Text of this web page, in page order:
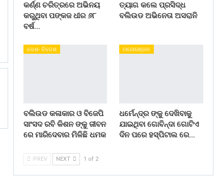
କର୍ଣ୍ଣ ଚରିତ୍ରରେ ଅଭିନୟ
କରୁଥିବା ପଙ୍କଜ ଧୀର ୬୮
ବର୍ଷ…
ତ୍ୟାଗ କଲେ ପ୍ରସିଦ୍ଧ
ବଲିଉଡ ଅଭିନେତା ଅସରାନି
ଦେଶ- ବିଦେଶ
ବଲିଉଡ କଳାକାର ଓ ବିଜେପି
ସାଂସଦ ରବି କିଶନ ଙ୍କୁ ଜୀବନ
ରେ ମାରିଦେବାର ମିଳିଛି ଧମକ
ମନୋରଞ୍ଜନ
ଧର୍ମେନ୍ଦ୍ର ଙ୍କୁ ଦେଖିବାକୁ
ଯାଇଥିବା ଗୋବିନ୍ଦା ଗୋଟିଏ
ଦିନ ପରେ ହସ୍ପିଟାଲ ରେ…
PREV NEXT 1 of 2